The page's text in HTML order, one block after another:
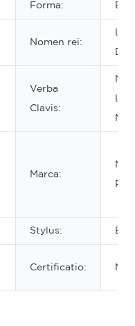
Forma:
Nomen rei:
Verba
Clavis:
Marca:
Stylus:
Certificatio: